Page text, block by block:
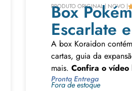
PRODUTO ORIGINAL | NOVO |
Box
Escarlate
A box Koraidon
cartas, guia da
mais. Confira o
Pronta Entrega
Fora de estoque